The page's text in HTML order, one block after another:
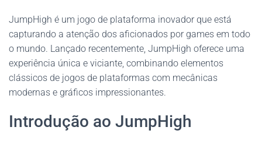
JumpHigh é um jogo de plataforma inovador que está
capturando a atenção dos aficionados por games em todo
o mundo. Lançado recentemente, JumpHigh oferece uma
experiência única e viciante, combinando elementos
clássicos de jogos de plataformas com mecânicas
modernas e gráficos impressionantes.
Introdução ao JumpHigh